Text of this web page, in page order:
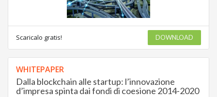
Scaricalo gratis! DOWNLOAD
WHITEPAPER
Dalla blockchain alle startup: l’innovazione
d’impresa spinta dai fondi di coesione 2014-2020